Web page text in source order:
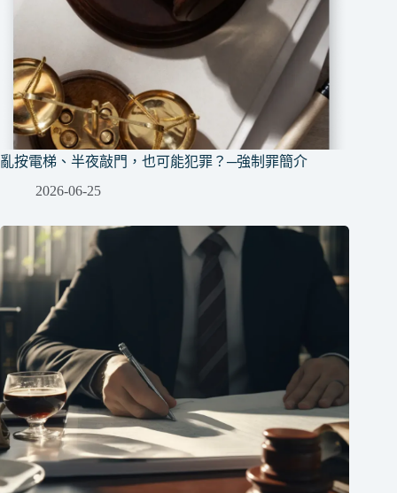
亂按電梯、半夜敲門，也可能犯罪？─強制罪簡介
2026-06-25